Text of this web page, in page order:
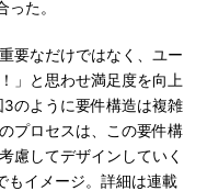
た。
要なだけではなく、ユー
」と思わせ満足度を向上
のように要件構造は複雑
プロセスは、この要件構
慮してデザインしていく
もイメージ。詳細は連載